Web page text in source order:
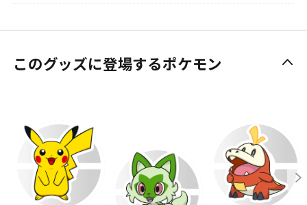
このグッズに登場するポケモン